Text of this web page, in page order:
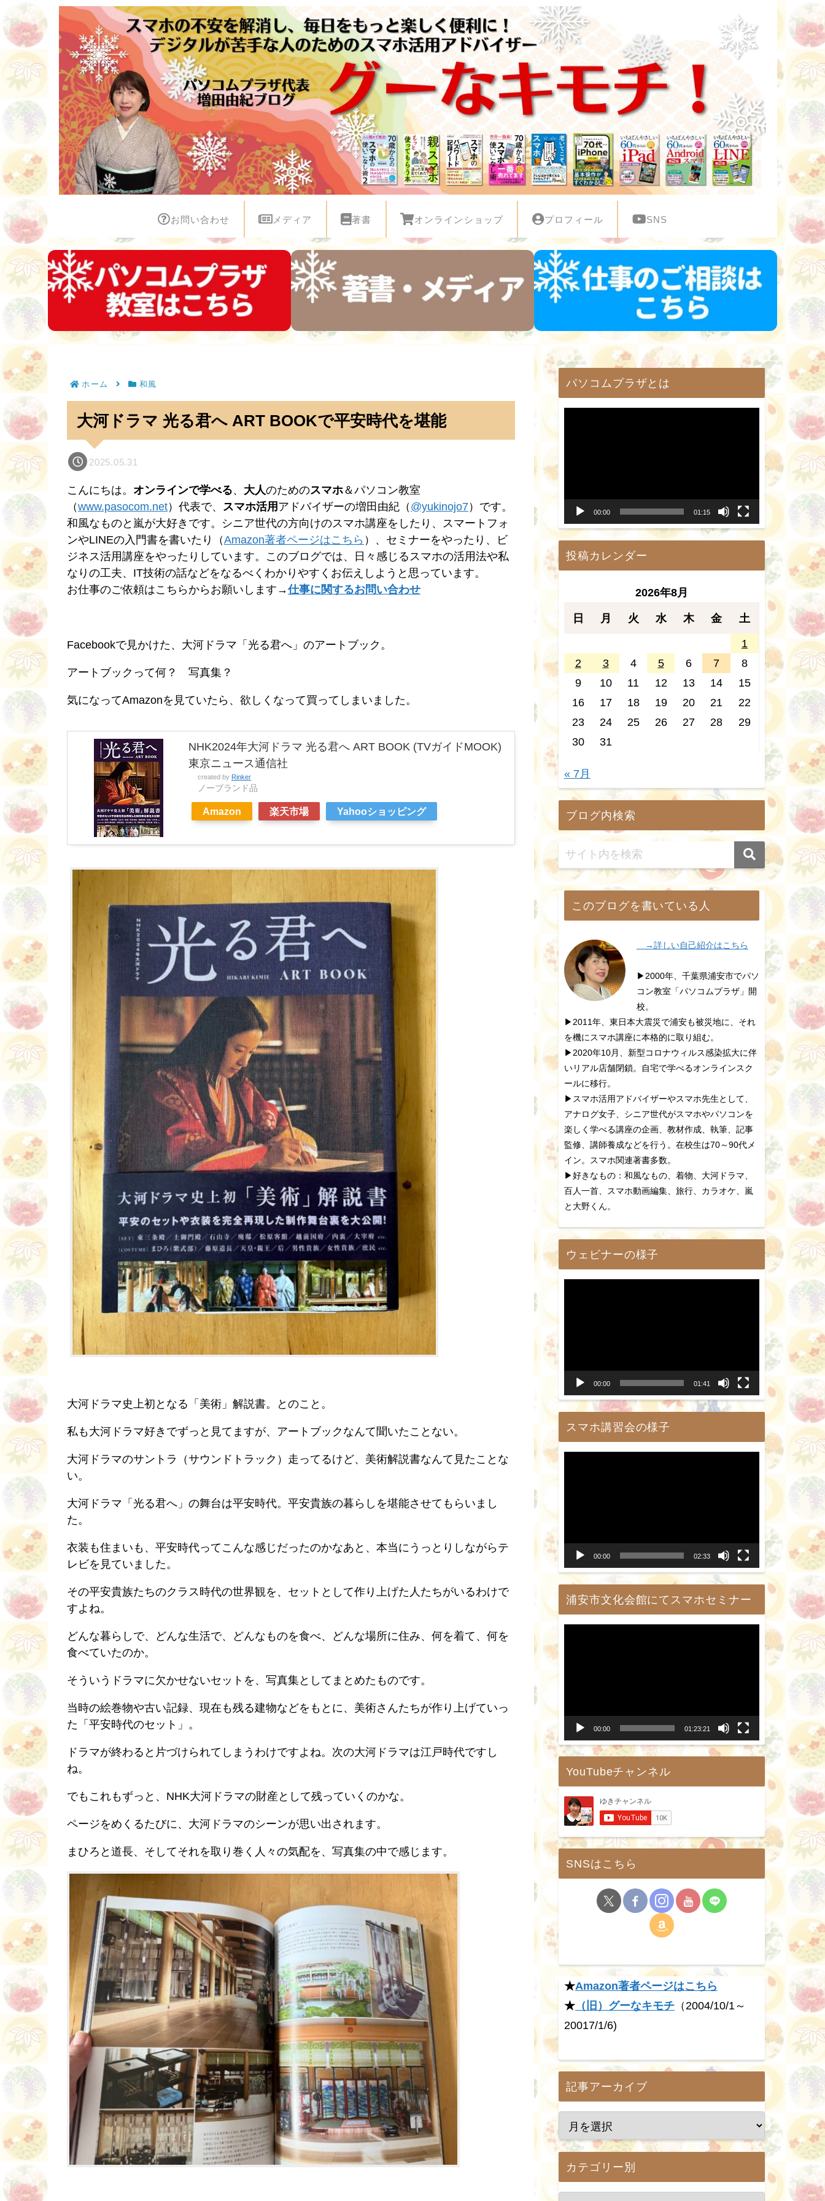
お問い合わせ メディア 著書 オンラインショップ プロフィール SNS
ホーム 和風
大河ドラマ 光る君へ ART BOOKで平安時代を堪能
2025.05.31
こんにちは。 オンラインで学べる、 大人のためのスマホ＆パソコン教室
（www.pasocom.net）代表で、 スマホ活用 アドバイザーの増田由紀（ @yukinojo7）です。
和風なものと嵐が大好きです。シニア世代の方向けのスマホ講座をしたり、スマートフォ
ンやLINEの入門書を書いたり（Amazon著者ページはこちら ）、セミナーをやったり、ビ
ジネス活用講座をやったりしています。このブログでは、日々感じるスマホの活用法や私
なりの工夫、IT技術の話などをなるべくわかりやすくお伝えしようと思っています。
お仕事のご依頼はこちらからお願いします→仕事に関するお問い合わせ
Facebookで見かけた、大河ドラマ「光る君へ」のアートブック。
アートブックって何？ 写真集？
気になってAmazonを見ていたら、欲しくなって買ってしまいました。
NHK2024年大河ドラマ 光る君へ ART BOOK (TVガイドMOOK)
東京ニュース通信社
created by Rinker
ノーブランド品
Amazon 楽天市場 Yahooショッピング
大河ドラマ史上初となる「美術」解説書。とのこと。
私も大河ドラマ好きでずっと見てますが、アートブックなんて聞いたことない。
大河ドラマのサントラ（サウンドトラック）走ってるけど、美術解説書なんて見たことな
い。
大河ドラマ「光る君へ」の舞台は平安時代。平安貴族の暮らしを堪能させてもらいまし
た。
衣装も住まいも、平安時代ってこんな感じだったのかなあと、本当にうっとりしながらテ
レビを見ていました。
その平安貴族たちのクラス時代の世界観を、セットとして作り上げた人たちがいるわけで
すよね。
どんな暮らしで、どんな生活で、どんなものを食べ、どんな場所に住み、何を着て、何を
食べていたのか。
そういうドラマに欠かせないセットを、写真集としてまとめたものです。
当時の絵巻物や古い記録、現在も残る建物などをもとに、美術さんたちが作り上げていっ
た「平安時代のセット」。
ドラマが終わると片づけられてしまうわけですよね。次の大河ドラマは江戸時代ですし
ね。
でもこれもずっと、NHK大河ドラマの財産として残っていくのかな。
ページをめくるたびに、大河ドラマのシーンが思い出されます。
まひろと道長、そしてそれを取り巻く人々の気配を、写真集の中で感じます。
パソコムプラザとは
ー
00:00 01:15
投稿カレンダー
2026年8月
日 月 火 水 木 金 土
1
2
3 4 5 6 7
8
9
10 11 12 13 14
15
16
17 18 19 20 21
22
23
24 25 26 27 28
29
30
31
« 7月
ブログ内検索
このブログを書いている人
→詳しい自己紹介はこちら
▶2000年、千葉県浦安市でパソ
コン教室「パソコムプラザ」開
校。
▶2011年、東日本大震災で浦安も被災地に、それ
を機にスマホ講座に本格的に取り組む。
▶2020年10月、新型コロナウィルス感染拡大に伴
いリアル店舗閉鎖。自宅で学べるオンラインスク
ールに移行。
▶スマホ活用アドバイザーやスマホ先生として、
アナログ女子、シニア世代がスマホやパソコンを
楽しく学べる講座の企画、教材作成、執筆、記事
監修、講師養成などを行う。在校生は70～90代メ
イン。スマホ関連著書多数。
▶好きなもの：和風なもの、着物、大河ドラマ、
百人一首、スマホ動画編集、旅行、カラオケ、嵐
と大野くん。
ウェビナーの様子
00:00 01:41
スマホ講習会の様子
00:00 02:33
浦安市文化会館にてスマホセミナー
ー
00:00 01:23:21
YouTubeチャンネル
SNSはこちら
★Amazon著者ページはこちら
★ （旧）グーなキモチ （2004/10/1～
20017/1/6)
記事アーカイブ
カテゴリー別